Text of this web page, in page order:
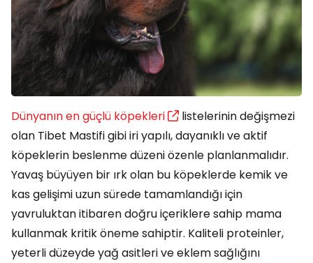
Dünyanın en güçlü köpekleri
listelerinin değişmezi
olan Tibet Mastifi gibi iri yapılı, dayanıklı ve aktif
köpeklerin beslenme düzeni özenle planlanmalıdır.
Yavaş büyüyen bir ırk olan bu köpeklerde kemik ve
kas gelişimi uzun sürede tamamlandığı için
yavruluktan itibaren doğru içeriklere sahip mama
kullanmak kritik öneme sahiptir. Kaliteli proteinler,
yeterli düzeyde yağ asitleri ve eklem sağlığını